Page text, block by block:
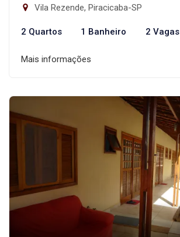
Vila Rezende, Piracicaba-SP
2 Quartos 1 Banheiro 2 Vagas
Mais informações